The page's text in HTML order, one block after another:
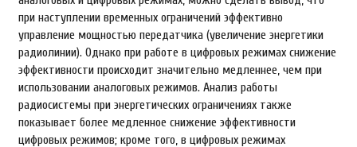
при наступлении временных ограничений эффективно
управление мощностью передатчика (увеличение энергетики
радиолинии). Однако при работе в цифровых режимах снижение
эффективности происходит значительно медленнее, чем при
использовании аналоговых режимов. Анализ работы
радиосистемы при энергетических ограничениях также
показывает более медленное снижение эффективности
цифровых режимов; кроме того, в цифровых режимах